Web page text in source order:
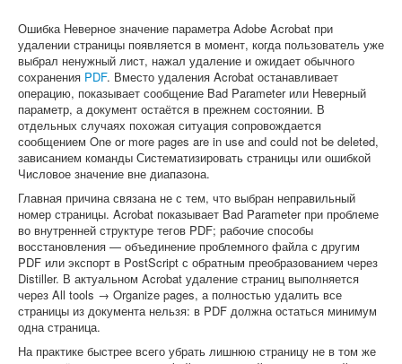
Ошибка Неверное значение параметра Adobe Acrobat при
удалении страницы появляется в момент, когда пользователь уже
выбрал ненужный лист, нажал удаление и ожидает обычного
сохранения PDF. Вместо удаления Acrobat останавливает
операцию, показывает сообщение Bad Parameter или Неверный
параметр, а документ остаётся в прежнем состоянии. В
отдельных случаях похожая ситуация сопровождается
сообщением One or more pages are in use and could not be deleted,
зависанием команды Систематизировать страницы или ошибкой
Числовое значение вне диапазона.
Главная причина связана не с тем, что выбран неправильный
номер страницы. Acrobat показывает Bad Parameter при проблеме
во внутренней структуре тегов PDF; рабочие способы
восстановления — объединение проблемного файла с другим
PDF или экспорт в PostScript с обратным преобразованием через
Distiller. В актуальном Acrobat удаление страниц выполняется
через All tools → Organize pages, а полностью удалить все
страницы из документа нельзя: в PDF должна остаться минимум
одна страница.
На практике быстрее всего убрать лишнюю страницу не в том же